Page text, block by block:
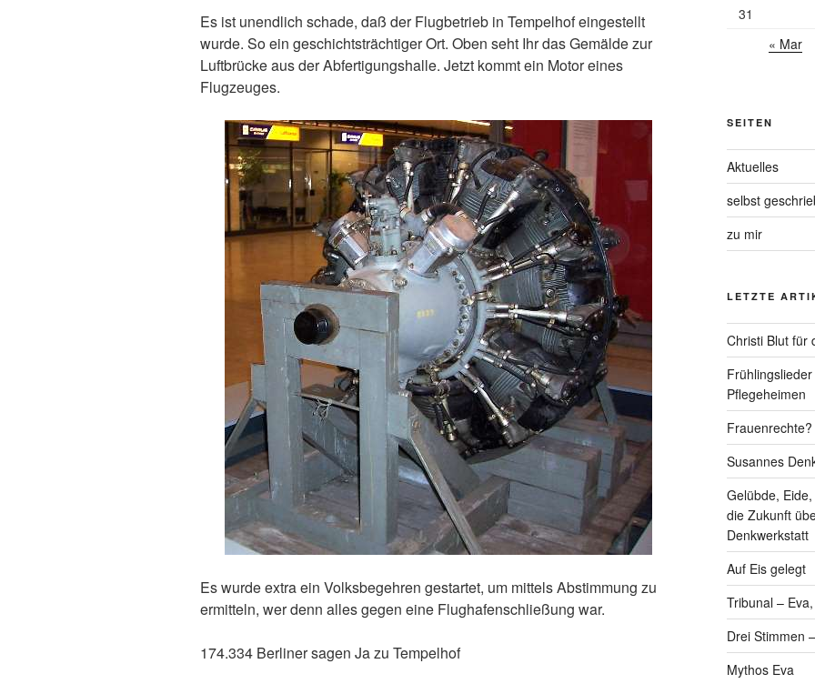
Es ist unendlich schade, daß der Flugbetrieb in Tempelhof eingestellt
wurde. So ein geschichtsträchtiger Ort. Oben seht Ihr das Gemälde zur
Luftbrücke aus der Abfertigungshalle. Jetzt kommt ein Motor eines
Flugzeuges.
Es wurde extra ein Volksbegehren gestartet, um mittels Abstimmung zu
ermitteln, wer denn alles gegen eine Flughafenschließung war.
174.334 Berliner sagen Ja zu Tempelhof
31
« Mar
SEITEN
Aktuelles
selbst
zu mir
LETZTE
Christi Blut für
Pflegeheimen
Susannes
Gelübde,
die Zukunft
Denkwerkstatt
Auf Eis gelegt
Tribunal –
Drei Stimmen
Mythos Eva